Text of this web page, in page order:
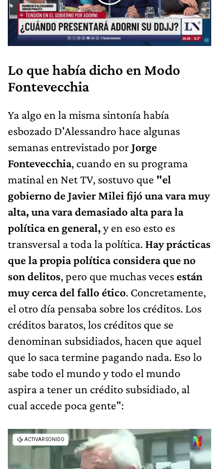
Lo que había dicho en Modo
Fontevecchia
Ya algo en la misma sintonía había
esbozado D'Alessandro hace algunas
semanas entrevistado por Jorge
Fontevecchia, cuando en su programa
matinal en Net TV, sostuvo que "el
gobierno de Javier Milei fijó una vara muy
alta, una vara demasiado alta para la
política en general,y en eso esto es
transversal a toda la política. Hay prácticas
que la propia política considera que no
son delitos, pero que muchas veces están
muy cerca del fallo ético. Concretamente,
el otro día pensaba sobre los créditos. Los
créditos baratos, los créditos que se
denominan subsidiados, hacen que aquel
que lo saca termine pagando nada. Eso lo
sabe todo el mundo y todo el mundo
aspira a tener un crédito subsidiado, al
cual accede poca gente":